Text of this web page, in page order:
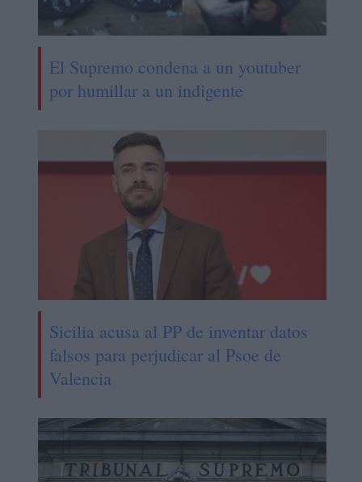
El Supremo condena a un youtuber
por humillar a un indigente
Sicilia acusa al PP de inventar datos
falsos para perjudicar al Psoe de
Valencia